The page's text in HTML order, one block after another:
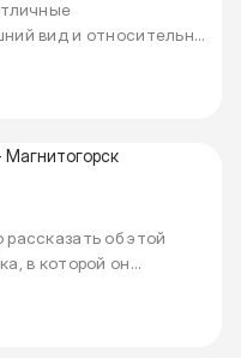
вид и относительно
об этой
в которой он